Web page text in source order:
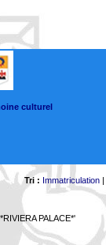
culturel
Tri : Immatriculation|
PALACE*'